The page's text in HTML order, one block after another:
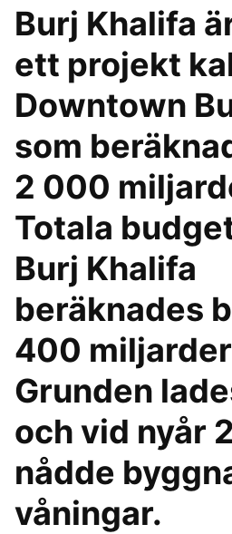
Burj Khalifa
ett projekt
Downtown
som
2 000
Totala
Burj Khalifa
beräknades
400
Grunden
och vid nyår
nådde
våningar.